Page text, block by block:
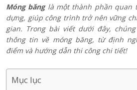
Móng bănglà một thành phần quan
dựng, giúp công trình trở nên vững
gian. Trong bài viết dưới đây,
thông tin về móng băng, từ định
điểm và hướng dẫn thi công chi tiết!
Mục lục